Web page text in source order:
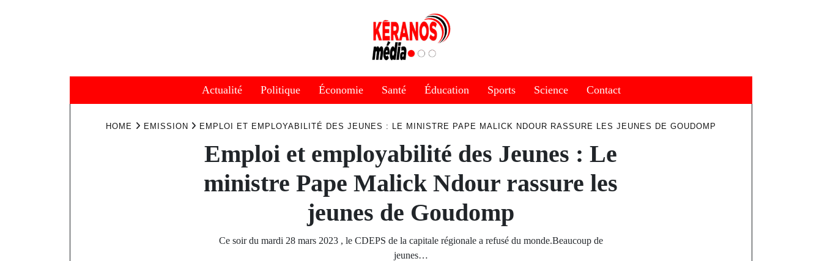
Actualité Politique Économie Santé Éducation Sports Science Contact
HOME EMISSION EMPLOI ET EMPLOYABILITÉ DES JEUNES : LE MINISTRE PAPE MALICK NDOUR RASSURE LES JEUNES DE GOUDOMP
Emploi et employabilité des Jeunes : Le
ministre Pape Malick Ndour rassure les
jeunes de Goudomp
Ce soir du mardi 28 mars 2023 , le CDEPS de la capitale régionale a refusé du monde.Beaucoup de
jeunes…